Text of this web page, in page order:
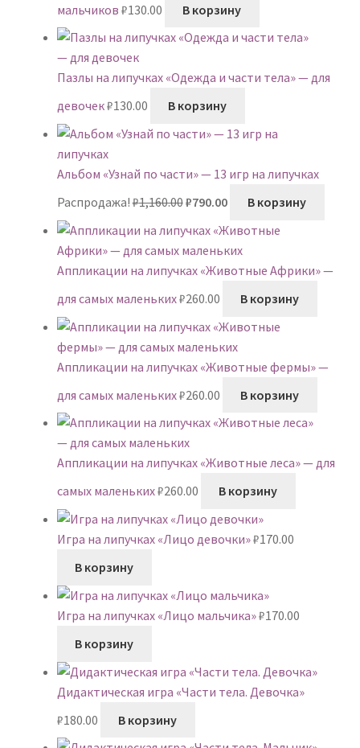
мальчиков ₽130.00 В корзину
Пазлы на липучках «Одежда и части тела» — для
девочек₽130.00 В корзину
Альбом «Узнай по части» — 13 игр на липучках
Распродажа!₽1,160.00
составляла
₽1,160.00.
₽790.00
₽790.00.
В корзину
Аппликации на липучках «Животные Африки» —
для самых маленьких₽260.00 В корзину
Аппликации на липучках «Животные фермы» —
для самых маленьких₽260.00 В корзину
Аппликации на липучках «Животные леса» — для
самых маленьких₽260.00 В корзину
Игра на липучках «Лицо девочки»₽170.00
В корзину
Игра на липучках «Лицо мальчика»₽170.00
В корзину
Дидактическая игра «Части тела. Девочка»
₽180.00 В корзину